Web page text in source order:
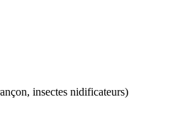
insectes nidificateurs)